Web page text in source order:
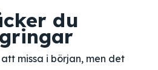
du
missa i början, men det